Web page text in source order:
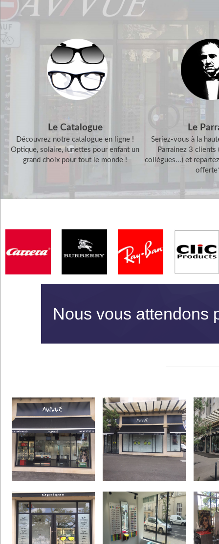
Nous vous attendons
Le Catalogue
Découvrez notre catalogue en ligne !
Optique, solaire, lunettes pour enfant un
grand choix pour tout le monde !
Le
Seriez-vous à la
Parrainez 3 clients
collègues...) et